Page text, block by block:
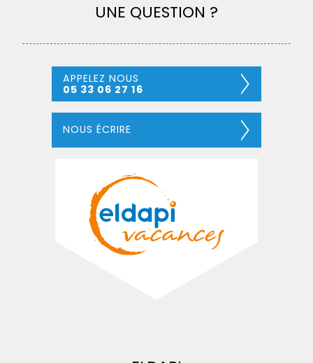
UNE QUESTION ?
APPELEZ NOUS
05 33 06 27 16
NOUS ÉCRIRE